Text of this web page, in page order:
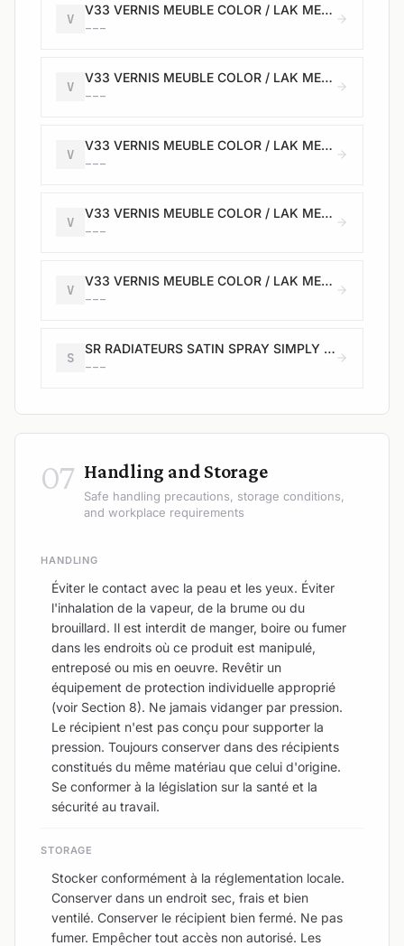
V
V33 VERNIS MEUBLE COLOR / LAK MEUBEL COLOR - Satin / Satijn - blanc / wit - 0,5L
---
V
V33 VERNIS MEUBLE COLOR / LAK MEUBEL COLOR - Satin / Satijn - noir / zwart - 0,5L
---
V
V33 VERNIS MEUBLE COLOR / LAK MEUBEL COLOR - Satin / Satijn - rouge / rood - 0,5L
---
V
V33 VERNIS MEUBLE COLOR / LAK MEUBEL COLOR - Satin / Satijn - gris foncé / donkergrijs - 0,5L
---
V
V33 VERNIS MEUBLE COLOR / LAK MEUBEL COLOR - Satin / Satijn - bleu aqua / aqua blauw - 0,5L
---
S
SR RADIATEURS SATIN SPRAY SIMPLY WHITE
---
07 Handling and Storage
Safe handling precautions, storage conditions,
and workplace requirements
HANDLING
Éviter le contact avec la peau et les yeux. Éviter
l'inhalation de la vapeur, de la brume ou du
brouillard. Il est interdit de manger, boire ou fumer
dans les endroits où ce produit est manipulé,
entreposé ou mis en oeuvre. Revêtir un
équipement de protection individuelle approprié
(voir Section 8). Ne jamais vidanger par pression.
Le récipient n'est pas conçu pour supporter la
pression. Toujours conserver dans des récipients
constitués du même matériau que celui d'origine.
Se conformer à la législation sur la santé et la
sécurité au travail.
STORAGE
Stocker conformément à la réglementation locale.
Conserver dans un endroit sec, frais et bien
ventilé. Conserver le récipient bien fermé. Ne pas
fumer. Empêcher tout accès non autorisé. Les